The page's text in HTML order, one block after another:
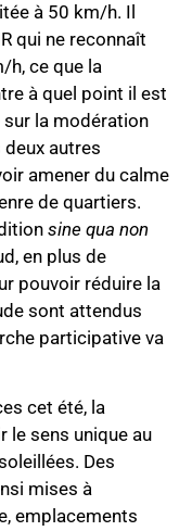
à 50 km/h. Il
qui ne reconnaît
h, ce que la
à quel point il est
la modération
autres
amener du calme
de quartiers.
sine qua non
en plus de
pouvoir réduire la
sont attendus
participative va
cet été, la
le sens unique au
Des
mises à
emplacements